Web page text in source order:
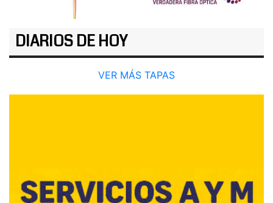
DIARIOS DE HOY
VER MÁS TAPAS